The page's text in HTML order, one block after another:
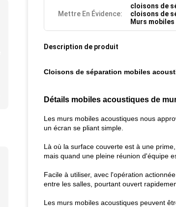
Mettre En Évidence:
cloisons de
cloisons de
Murs
Description de produit
Cloisons de séparation mobiles
Détails mobiles acoustiques de
Les murs mobiles acoustiques nous
un écran se pliant simple.
Là où la surface couverte est à une
mais quand une pleine réunion d'équipe
Facile à utiliser, avec l'opération
entre les salles, pourtant ouvert
Les murs mobiles acoustiques peuvent